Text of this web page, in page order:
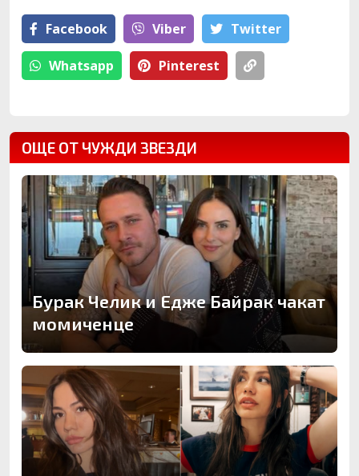
Facebook Viber Тwitter
Whatsapp Pinterest
ОЩЕ ОТ ЧУЖДИ ЗВЕЗДИ
Бурак Челик и Едже Байрак чакат
момиченце